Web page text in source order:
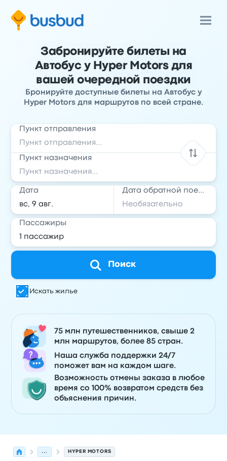
Забронируйте билеты на
Автобус у Hyper Motors для
вашей очередной поездки
Бронируйте доступные билеты на Автобус у
Hyper Motors для маршрутов по всей стране.
Пункт отправления
Пункт назначения
Дата Дата обратной поездки
Пассажиры
Поиск
Искать жилье
75 млн путешественников, свыше 2
млн маршрутов, более 85 стран.
Наша служба поддержки 24/7
поможет вам на каждом шаге.
Возможность отмены заказа в любое
время со 100% возвратом средств без
объяснения причин.
... HYPER MOTORS